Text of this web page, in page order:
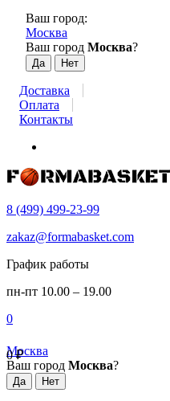
Ваш город:
Москва
Ваш город Москва?
Доставка
Оплата
Контакты
8 (499) 499-23-99
zakaz@formabasket.com
График работы
пн-пт 10.00 – 19.00
0
0₽
Москва
Ваш город Москва?